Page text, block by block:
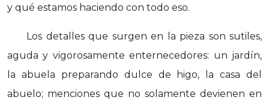
y qué estamos haciendo con todo eso.
Los detalles que surgen en la pieza son sutiles,
aguda y vigorosamente enternecedores: un jardín,
la abuela preparando dulce de higo, la casa del
abuelo; menciones que no solamente devienen en